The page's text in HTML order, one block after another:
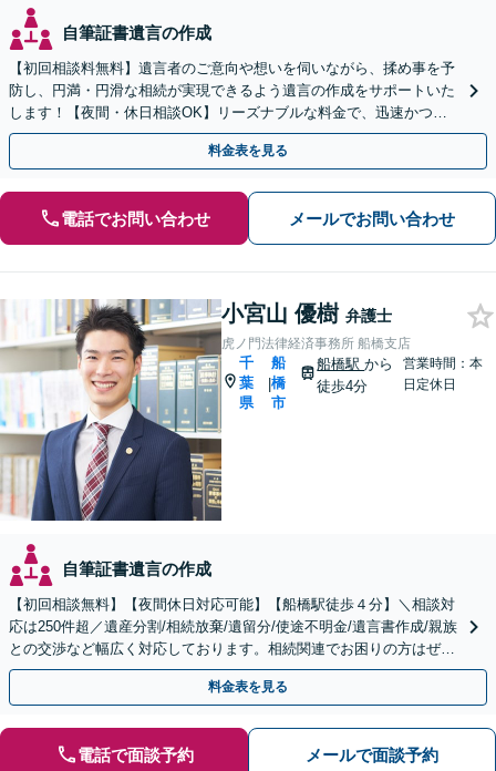
自筆証書遺言の作成
【初回相談料無料】遺言者のご意向や想いを伺いながら、揉め事を予
防し、円満・円滑な相続が実現できるよう遺言の作成をサポートいた
します！【夜間・休日相談OK】リーズナブルな料金で、迅速かつス
ピーディーにまごころを持って対応させて頂きます。
料金表を見る
電話でお問い合わせ メールでお問い合わせ
小宮山 優樹 弁護士
虎ノ門法律経済事務所 船橋支店
千
葉
県
|
船
橋
市
船橋駅から
徒歩4分
営業時間：本
日定休日
自筆証書遺言の作成
【初回相談無料】【夜間休日対応可能】【船橋駅徒歩４分】＼相談対
応は250件超／遺産分割/相続放棄/遺留分/使途不明金/遺言書作成/親族
との交渉など幅広く対応しております。相続関連でお困りの方はぜひ
一度ご相談ください。
料金表を見る
電話で面談予約 メールで面談予約